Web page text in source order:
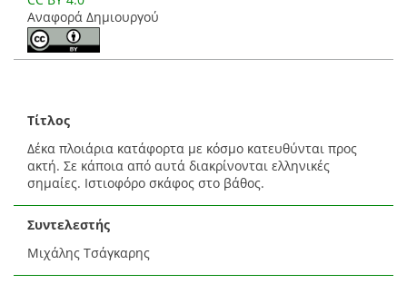
Αναφορά Δημιουργού
Τίτλος
Δέκα πλοιάρια κατάφορτα με κόσμο κατευθύνται προς
ακτή. Σε κάποια από αυτά διακρίνονται ελληνικές
σημαίες. Ιστιοφόρο σκάφος στο βάθος.
Συντελεστής
Μιχάλης Τσάγκαρης